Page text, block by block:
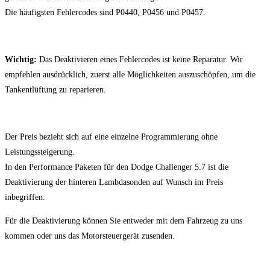
Die häufigsten Fehlercodes sind P0440, P0456 und P0457.
Wichtig: Das Deaktivieren eines Fehlercodes ist keine Reparatur. Wir
empfehlen ausdrücklich, zuerst alle Möglichkeiten auszuschöpfen, um die
Tankentlüftung zu reparieren.
Der Preis bezieht sich auf eine einzelne Programmierung ohne
Leistungssteigerung.
In den Performance Paketen für den Dodge Challenger 5.7 ist die
Deaktivierung der hinteren Lambdasonden auf Wunsch im Preis
inbegriffen.
Für die Deaktivierung können Sie entweder mit dem Fahrzeug zu uns
kommen oder uns das Motorsteuergerät zusenden.